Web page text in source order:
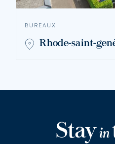
BUREAUX
rhode-saint-
Stayin